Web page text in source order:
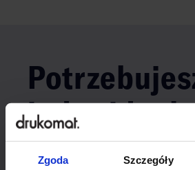
Zgoda Szczegóły